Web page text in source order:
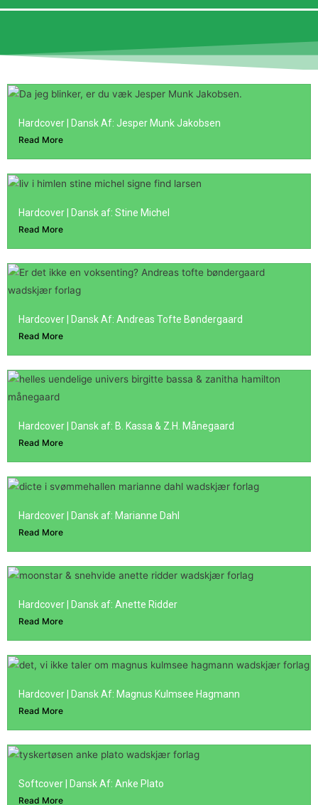
Hardcover | Dansk Af: Jesper Munk Jakobsen
Read More
Hardcover | Dansk af: Stine Michel
Read More
Hardcover | Dansk Af: Andreas Tofte Bøndergaard
Read More
Hardcover | Dansk af: B. Kassa & Z.H. Månegaard
Read More
Hardcover | Dansk af: Marianne Dahl
Read More
Hardcover | Dansk af: Anette Ridder
Read More
Hardcover | Dansk Af: Magnus Kulmsee Hagmann
Read More
Softcover | Dansk Af: Anke Plato
Read More